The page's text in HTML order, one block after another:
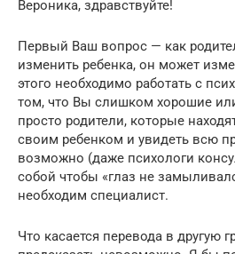
Вероника, здравствуйте!
Первый Ваш вопрос — как
изменить ребенка, он может
этого необходимо работать с
том, что Вы слишком хорошие
просто родители, которые
своим ребенком и увидеть всю
возможно (даже психологи
собой чтобы «глаз не
необходим специалист.
Что касается перевода в другую